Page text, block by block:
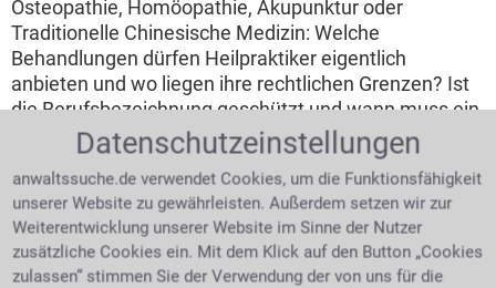
Osteopathie, Homöopathie, Akupunktur oder
Traditionelle Chinesische Medizin: Welche
Behandlungen dürfen Heilpraktiker eigentlich
anbieten und wo liegen ihre rechtlichen Grenzen? Ist
die Berufsbezeichnung geschützt und wann muss ein
Patient an einen Arzt verwiesen werden? Was gilt,
wenn eine falsche Diagnose, eine ungeeignete
Therapie oder mangelnde Aufklärung zu
gesundheitlichen Schäden führt? Und unter welchen
Voraussetzungen können Betroffene Schadensersatz
und Schmerzensgeld verlangen?
Datenschutzeinstellungen
anwaltssuche.de verwendet Cookies, um die Funktionsfähigkeit
unserer Website zu gewährleisten. Außerdem setzen wir zur
Weiterentwicklung unserer Website im Sinne der Nutzer
zusätzliche Cookies ein. Mit dem Klick auf den Button „Cookies
zulassen“ stimmen Sie der Verwendung der von uns für die